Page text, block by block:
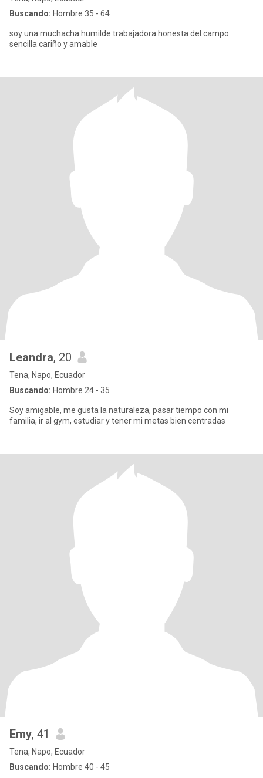
Buscando: Hombre 35 - 64
soy una muchacha humilde trabajadora honesta del campo
sencilla cariño y amable
Leandra, 20
Tena, Napo, Ecuador
Buscando: Hombre 24 - 35
Soy amigable, me gusta la naturaleza, pasar tiempo con mi
familia, ir al gym, estudiar y tener mi metas bien centradas
Emy, 41
Tena, Napo, Ecuador
Buscando: Hombre 40 - 45